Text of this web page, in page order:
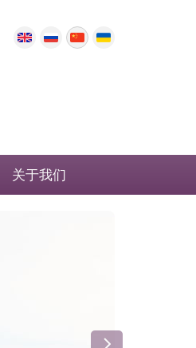
关于我们